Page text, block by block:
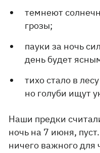
темнеют
грозы;
пауки за ночь
день будет
тихо стало в
но голуби ищут
Наши предки
ночь на 7 июня,
ничего важного для